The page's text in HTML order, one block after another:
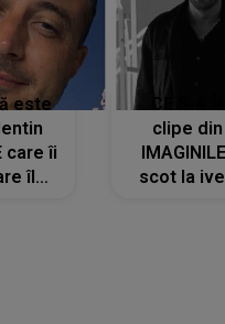
este
care îi
îl
CE S-A
clipe
scot la